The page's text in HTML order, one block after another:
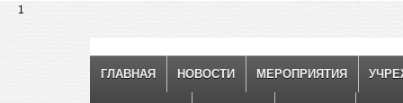
1
ГЛАВНАЯ НОВОСТИ МЕРОПРИЯТИЯ